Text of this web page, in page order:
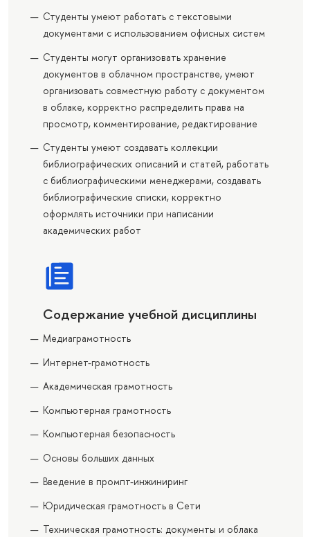
Студенты умеют работать с текстовыми
документами с использованием офисных систем
Студенты могут организовать хранение
документов в облачном пространстве, умеют
организовать совместную работу с документом
в облаке, корректно распределить права на
просмотр, комментирование, редактирование
Студенты умеют создавать коллекции
библиографических описаний и статей, работать
с библиографическими менеджерами, создавать
библиографические списки, корректно
оформлять источники при написании
академических работ
Содержание учебной дисциплины
Медиаграмотность
Интернет-грамотность
Академическая грамотность
Компьютерная грамотность
Компьютерная безопасность
Основы больших данных
Введение в промпт-инжиниринг
Юридическая грамотность в Сети
Техническая грамотность: документы и облака